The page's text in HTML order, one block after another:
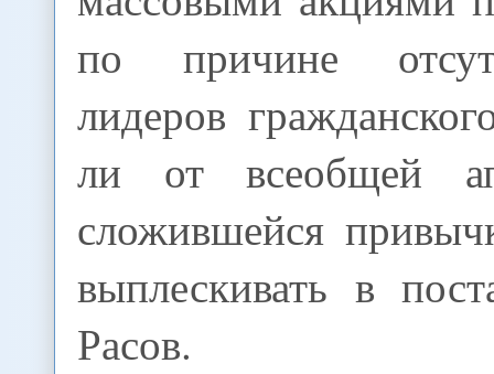
по причине
лидеров
ли от всеобщей
сложившейся
выплескивать в
Расов.